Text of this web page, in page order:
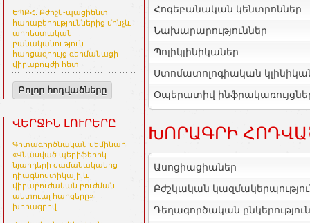
ԵՊԲՀ. Բժիշկ-պացիենտ
հարաբերություններից մինչև
արհեստական
բանականություն.
հարցազրույց գերմանացի
վիրաբույժի հետ
Բոլոր հոդվածները
ՎԵՐՋԻՆ ԼՈՒՐԵՐԸ
Գիտագործնական սեմինար
«Վնասված պերիֆերիկ
նյարդերի ժամանակակից
դիագնոստիկայի և
վիրաբուժական բուժման
ակտուալ հարցերը»
խորագրով
Հոգեբանական կենտրոններ
Նախարարություններ
Պոլիկլինիկաներ
Ստոմատոլոգիական
Օպերատիվ
ԽՈՐԱԳՐԻ
Ասոցիացիաներ
Բժշկական
Դեղագործական